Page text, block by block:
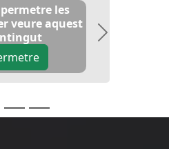
les
veure aquest
Next